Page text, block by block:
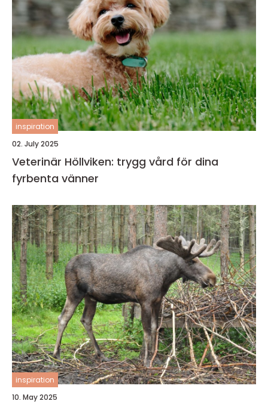
inspiration
02. July 2025
Veterinär Höllviken: trygg vård för dina
fyrbenta vänner
inspiration
10. May 2025